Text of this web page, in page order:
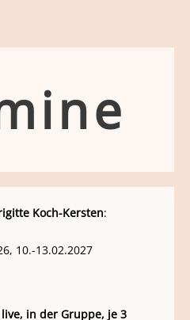
Koch-Kersten:
10.-13.02.2027
in der Gruppe, je 3